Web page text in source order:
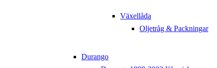
Växellåda
Oljetråg & Packningar
Durango